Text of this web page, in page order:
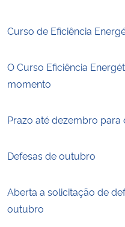
Secretaria de Governo
Gabinete de Segurança
Advocacia-Geral da União
Planalto
Curso de Eficiência
O Curso Eficiência
momento
Prazo até dezembro
Defesas de outubro
Aberta a solicitação de
outubro